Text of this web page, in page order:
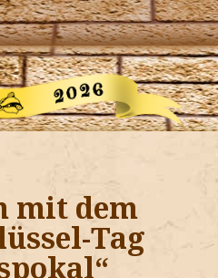
mit dem
Tag